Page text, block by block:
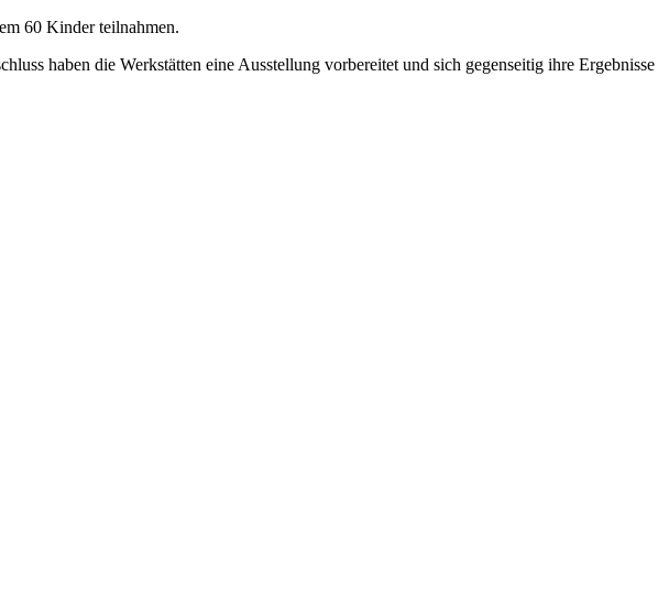
60 Kinder teilnahmen.
haben die Werkstätten eine Ausstellung vorbereitet und sich gegenseitig ihre Ergebnisse